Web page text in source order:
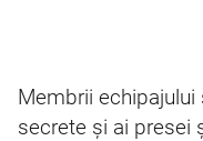
Membrii
secrete şi ai presei